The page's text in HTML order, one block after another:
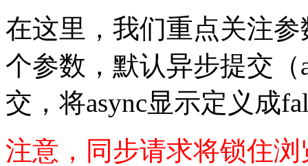
在这里，我们重点关注
个参数，默认异步提交（
交，将async显示定义成
注意，同步请求将锁住